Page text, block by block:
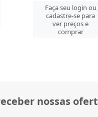
cadastre-se para
ver preços e
comprar
nossas